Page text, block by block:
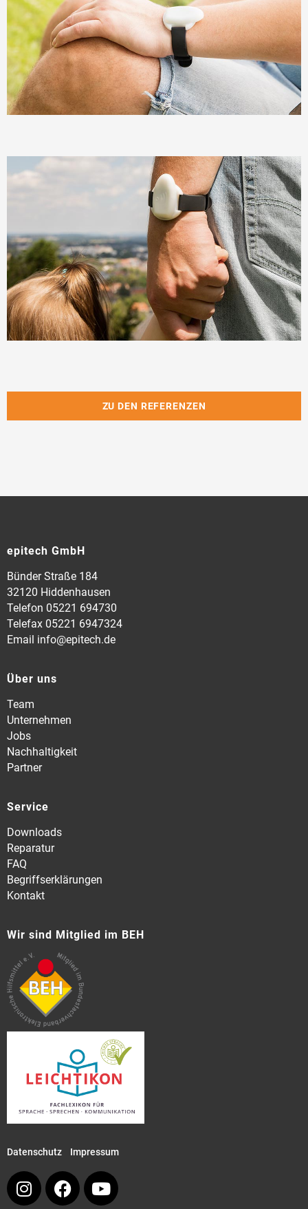
ZU DEN REFERENZEN
epitech GmbH
Bünder Straße 184
32120 Hiddenhausen
Telefon 05221 694730
Telefax 05221 6947324
Email info@epitech.de
Über uns
Team
Unternehmen
Jobs
Nachhaltigkeit
Partner
Service
Downloads
Reparatur
FAQ
Begriffserklärungen
Kontakt
Wir sind Mitglied im BEH
Datenschutz Impressum